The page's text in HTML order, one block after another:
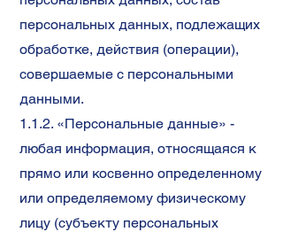
персональных данных, подлежащих
обработке, действия (операции),
совершаемые с персональными
данными.
1.1.2. «Персональные данные» -
любая информация, относящаяся к
прямо или косвенно определенному
или определяемому физическому
лицу (субъекту персональных